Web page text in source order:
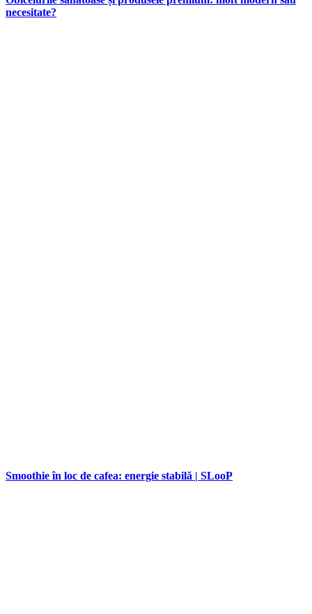
necesitate?
Smoothie în loc de cafea: energie stabilă | SLooP